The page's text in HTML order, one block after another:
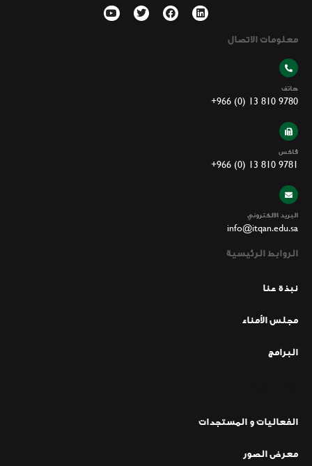
معلومات الاتصال
هاتف
+966 (0) 13 810 9780
فاكس
+966 (0) 13 810 9781
البريد الالكتروني
info@itqan.edu.sa
الروابط الرئيسية
نبذة عنا
مجلس الأمناء
البرامج
الفعاليات و المستجدات
معرض الصور